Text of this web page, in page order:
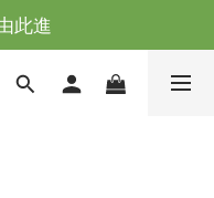
外滿NT$3000免運
此進
海外滿NT$3000免運